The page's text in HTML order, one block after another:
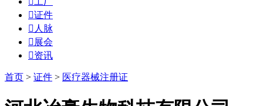
证件
 人脉
 展会
资讯
首页 > 证件 > 医疗器械注册证